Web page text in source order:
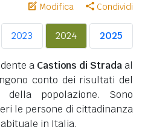
Modifica Condividi
2023 2024 2025
a Castions di Stradaal
conto dei risultati del
della popolazione. Sono
le persone di cittadinanza
in Italia.